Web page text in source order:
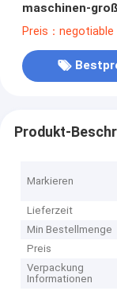
maschinen-
Preis：negotiable
Produkt-
Markieren
Lieferzeit
Min Bestellmenge
Preis
Verpackung
Informationen